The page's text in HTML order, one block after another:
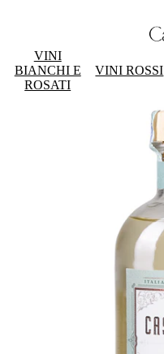
VINI
BIANCHI E
ROSATI
VINI ROSSI